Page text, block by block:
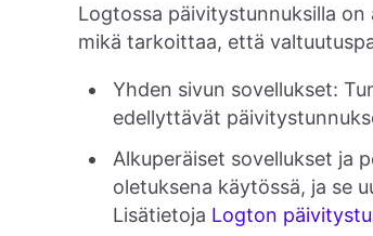
Logtossa päivitystunnuksilla
mikä tarkoittaa, että
Yhden sivun sovellukset:
edellyttävät
Alkuperäiset sovellukset ja
oletuksena käytössä, ja se
Lisätietoja Logton